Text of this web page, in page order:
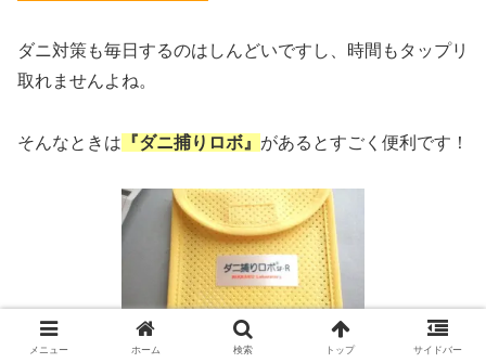
ダニ対策も毎日するのはしんどいですし、時間もタップリ
取れませんよね。
そんなときは 『ダニ捕りロボ』 があるとすごく便利です！
メニュー ホーム 検索 トップ サイドバー